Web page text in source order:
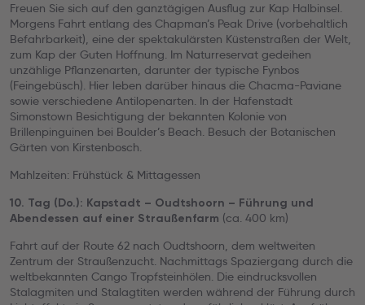
Freuen Sie sich auf den ganztägigen Ausflug zur Kap Halbinsel.
Morgens Fahrt entlang des Chapman’s Peak Drive (vorbehaltlich
Befahrbarkeit), eine der spektakulärsten Küstenstraßen der Welt,
zum Kap der Guten Hoffnung. Im Naturreservat gedeihen
unzählige Pflanzenarten, darunter der typische Fynbos
(Feingebüsch). Hier leben darüber hinaus die Chacma-Paviane
sowie verschiedene Antilopenarten. In der Hafenstadt
Simonstown Besichtigung der bekannten Kolonie von
Brillenpinguinen bei Boulder’s Beach. Besuch der Botanischen
Gärten von Kirstenbosch.
Mahlzeiten: Frühstück & Mittagessen
10. Tag (Do.): Kapstadt – Oudtshoorn – Führung und
Abendessen auf einer Straußenfarm (ca. 400 km)
Fahrt auf der Route 62 nach Oudtshoorn, dem weltweiten
Zentrum der Straußenzucht. Nachmittags Spaziergang durch die
weltbekannten Cango Tropfsteinhölen. Die eindrucksvollen
Stalagmiten und Stalagtiten werden während der Führung durch